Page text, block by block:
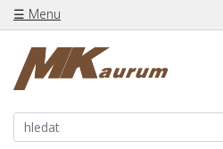
☰ Menu